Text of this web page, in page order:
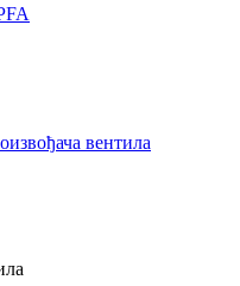
вентила